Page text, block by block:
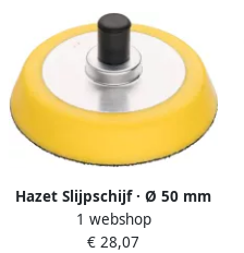
Hazet Slijpschijf · Ø 50 mm
9033N-5-50
1 webshop
€ 28,07